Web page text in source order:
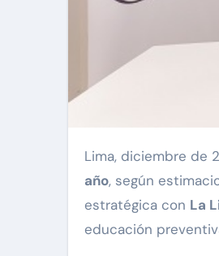
Lima, diciembre de
año, según
estratégica con La
educación